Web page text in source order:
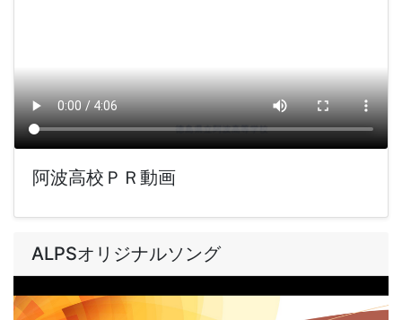
阿波高校ＰＲ動画
ALPSオリジナルソング